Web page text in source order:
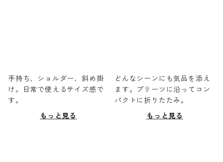
手持ち、ショルダー、斜め掛
け。日常で使えるサイズ感で
す。
もっと見る
どんなシーンにも気品を添え
ます。プリーツに沿ってコン
パクトに折りたたみ。
もっと見る